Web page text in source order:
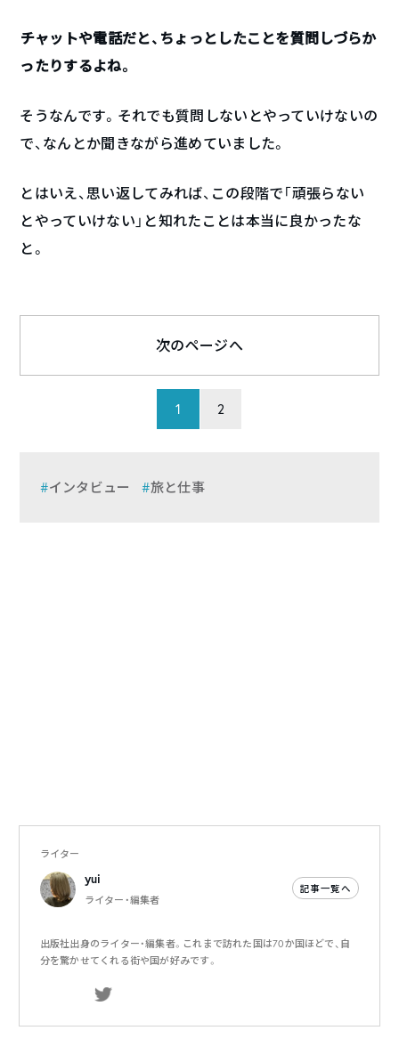
――チャットや電話だと、ちょっとしたことを質問しづらか
ったりするよね。
そうなんです。それでも質問しないとやっていけないの
で、なんとか聞きながら進めていました。
とはいえ、思い返してみれば、この段階で「頑張らない
とやっていけない」と知れたことは本当に良かったな
と。
1 2
次のページへ
インタビュー 旅と仕事
ライター
yui
ライター・編集者
記事一覧へ
出版社出身のライター・編集者。これまで訪れた国は70か国ほどで、自
分を驚かせてくれる街や国が好みです。